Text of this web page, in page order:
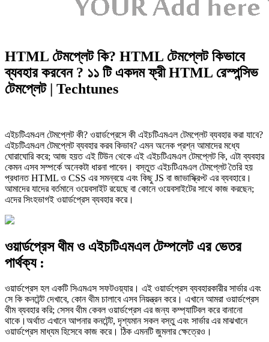
HTML টেমপ্লেট কি? HTML টেমপ্লেট কিভাবে
ব্যবহার করবেন ? ১১ টি একদম ফ্রী HTML রেস্পন্সিভ
টেমপ্লেট | Techtunes
এইচটিএমএল টেমপ্লেট কী? ওয়ার্ডপ্রেসে কী এইচটিএমএল টেমপ্লেট ব্যবহার করা যাবে?
এইচটিএমএল টেমপ্লেট ব্যবহার করব কিভাব? এমন অনেক প্রশ্ন আমাদের মধ্যে
ঘোরাঘোরি করে; আজ হয়ত এই টিউন থেকে এই এইচটিএমএল টেমপ্লেট কি, এটা ব্যবহার
কেমন এসব সম্পর্কে অনেকটা ধারনা পাবেন। বস্তুত এইচটিএমএল টেমপ্লেট তৈরি হয়
প্রধানত HTML ও CSS এর সমন্বয়ে এবং কিছু JS বা জাভাস্ক্রিপ্ট এর ব্যবহারে।
আমাদের যাদের বর্তমানে ওয়েবসাইট রয়েছে বা কোনে ওয়েবসাইটের সাথে কাজ করছেন;
এদের সিংহভাগই ওয়ার্ডপ্রেস ব্যবহার করে।
ওয়ার্ডপ্রেস থীম ও এইচটিএমএল টেম্পলেট এর ভেতর
পার্থক্য :
ওয়ার্ডপ্রেস হল একটি সিএমএস সফটওয়্যার। এই ওয়ার্ডপ্রেস ব্যবহারকারীর সার্ভার এবং
সে কি কনটেন্ট দেখাবে, কোন থীম চালাবে এসব নিয়ন্ত্রন করে। এখানে আমরা ওয়ার্ডপ্রেস
থীম ব্যবহার করি; সেসব থীম কেবল ওয়ার্ডপ্রেস এর জন্য কম্প্যাটিবল করে বানানো
থাকে।অর্থাত এখানে আপনার কনটেন্ট, দৃশ্যমান সকল বস্তু এবং সার্ভার এর মাঝখানে
ওয়ার্ডপ্রেস মাধ্যম হিসেবে কাজ করে। ঠিক এমনটি জুমলার ক্ষেত্রেও।